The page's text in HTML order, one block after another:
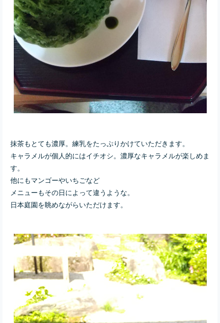
抹茶もとても濃厚。練乳をたっぷりかけていただきます。
キャラメルが個人的にはイチオシ。濃厚なキャラメルが楽しめま
す。
他にもマンゴーやいちごなど
メニューもその日によって違うような。
日本庭園を眺めながらいただけます。